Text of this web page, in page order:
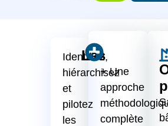
Identifiez,
hiérarchisez
et
pilotez
les
Les
+ Une
approche
complète